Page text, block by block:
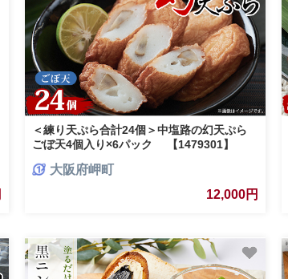
＜練り天ぷら合計24個＞中塩路の幻天ぷら
ごぼ天4個入り×6パック 【1479301】
大阪府岬町
12,000円